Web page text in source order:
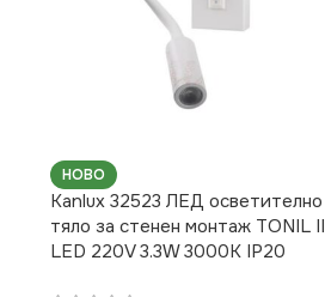
НОВО
Kanlux 32523 ЛЕД осветително
тяло за стенен монтаж TONIL II
LED 220V 3.3W 3000K IP20